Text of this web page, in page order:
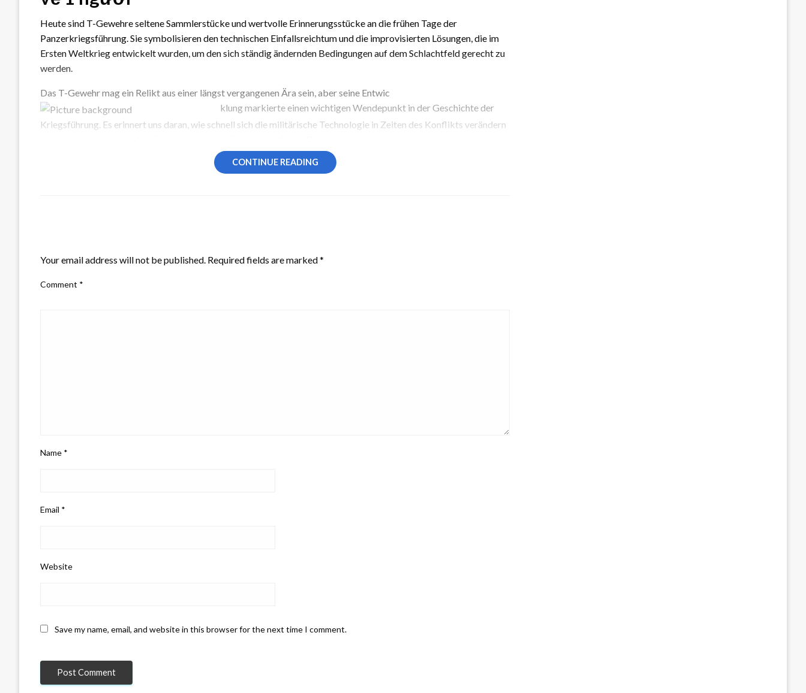
Heute sind T-Gewehre seltene Sammlerstücke und wertvolle Erinnerungsstücke an die frühen Tage der
Panzerkriegsführung. Sie symbolisieren den technischen Einfallsreichtum und die improvisierten Lösungen, die im
Ersten Weltkrieg entwickelt wurden, um den sich ständig ändernden Bedingungen auf dem Schlachtfeld gerecht zu
werden.
Das T-Gewehr mag ein Relikt aus einer längst vergangenen Ära sein, aber seine Entwic
klung markierte einen wichtigen Wendepunkt in der Geschichte der
Kriegsführung. Es erinnert uns daran, wie schnell sich die militärische Technologie in Zeiten des Konflikts verändern
Sieh dir die vollständige Fotoserie in den Kommentaren an.
CONTINUE READING
Your email address will not be published. Required fields are marked*
Comment *
Name *
Email *
Website
Save my name, email, and website in this browser for the next time I comment.